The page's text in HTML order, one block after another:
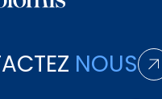
NOUS